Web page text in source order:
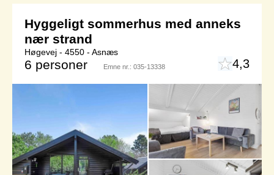
Hyggeligt sommerhus med anneks
nær strand
Høgevej - 4550 - Asnæs
6 personer Emne nr.: 035-13338 4,3